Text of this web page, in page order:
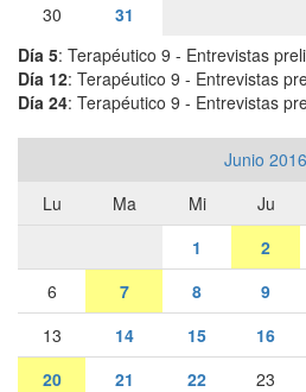
30
31
Día 5: Terapéutico 9 - Entrevistas
Día 12: Terapéutico 9 - Entrevistas
Día 24: Terapéutico 9 - Entrevistas
Junio 2016
Lu
Ma Mi Ju
1
2
6
7 8 9
13
14 15 16
20
21 22 23